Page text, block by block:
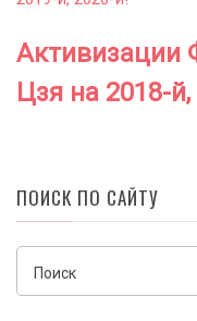
Цзя на 2018-
ПОИСК ПО САЙТУ
Поиск